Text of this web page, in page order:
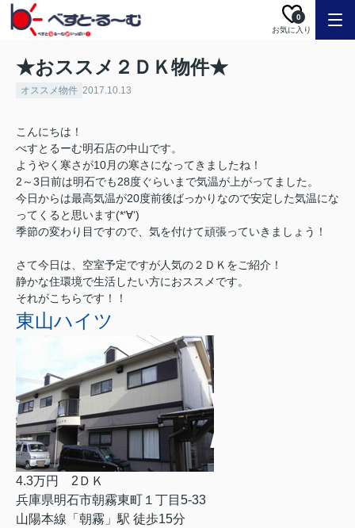
お気に入り
0
★おススメ２ＤＫ物件★
オススメ物件 2017.10.13
こんにちは！
べすとるーむ明石店の中山です。
ようやく寒さが10月の寒さになってきましたね！
2～3日前は明石でも28度ぐらいまで気温が上がってました。
今日からは最高気温が20度前後ばっかりなので安定した気温にな
ってくると思います(*‘∀‘)
季節の変わり目ですので、気を付けて頑張っていきましょう！
さて今日は、空室予定ですが人気の２ＤＫをご紹介！
静かな住環境で生活したい方におススメです。
それがこちらです！！
東山ハイツ
4.3万円 2ＤＫ
兵庫県明石市朝霧東町１丁目5-33
山陽本線「朝霧」駅 徒歩15分